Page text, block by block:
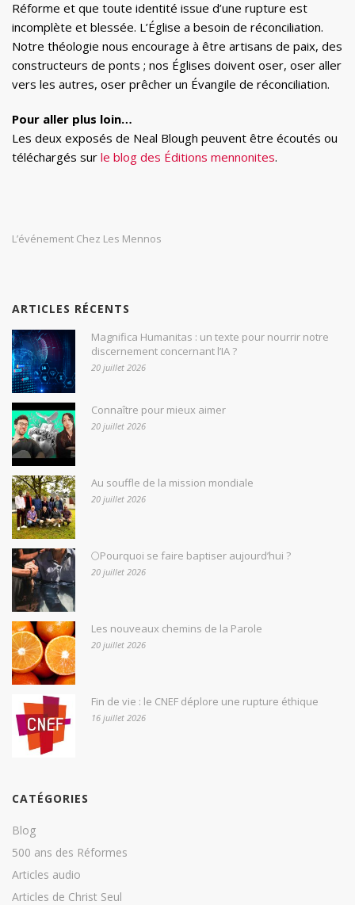
Réforme et que toute identité issue d’une rupture est
incomplète et blessée. L’Église a besoin de réconciliation.
Notre théologie nous encourage à être artisans de paix, des
constructeurs de ponts ; nos Églises doivent oser, oser aller
vers les autres, oser prêcher un Évangile de réconciliation.
Pour aller plus loin…
Les deux exposés de Neal Blough peuvent être écoutés ou
téléchargés sur le blog des Éditions mennonites.
L’événement Chez Les Mennos
ARTICLES RÉCENTS
Magnifica Humanitas : un texte pour nourrir notre
discernement concernant l’IA ?
20 juillet 2026
Connaître pour mieux aimer
20 juillet 2026
Au souffle de la mission mondiale
20 juillet 2026
🌕Pourquoi se faire baptiser aujourd’hui ?
20 juillet 2026
Les nouveaux chemins de la Parole
20 juillet 2026
Fin de vie : le CNEF déplore une rupture éthique
16 juillet 2026
CATÉGORIES
Blog
500 ans des Réformes
Articles audio
Articles de Christ Seul